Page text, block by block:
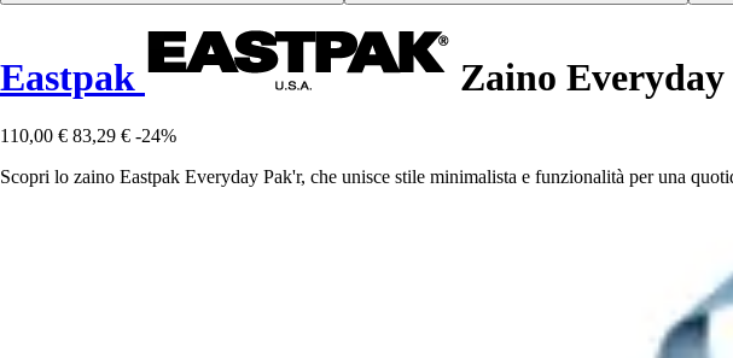
Eastpak Zaino
110,00 € 83,29 € -24%
Scopri lo zaino Eastpak Everyday Pak'r, che unisce stile minimalista e funzionalità per una